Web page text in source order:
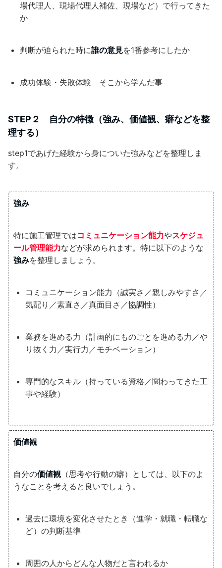
場代理人、現場代理人補佐、現場など）で行ってきた
か
判断が迫られた時に誰の意見を1番参考にしたか
成功体験・失敗体験 そこから学んだ事
STEP２ 自分の特徴（強み、 価値観、癖などを整
理する）
step1であげた経験から身についた強みなどを整理しま
す。
強み
特に施工管理ではコミュニケーション能力やスケジュ
ール管理能力などが求められます。特に以下のような
強みを整理しましょう。
コミュニケーション能力（誠実さ／親しみやすさ／
気配り／素直さ／真面目さ／協調性）
業務を進める力（計画的にものごとを進める力／や
り抜く力／実行力／モチベーション）
専門的なスキル（持っている資格／関わってきた工
事や経験）
価値観
自分の価値観（思考や行動の癖）としては、以下のよ
うなことを考えると良いでしょう。
過去に環境を変化させたとき（進学・就職・転職な
ど）の判断基準
周囲の人からどんな人物だと言われるか